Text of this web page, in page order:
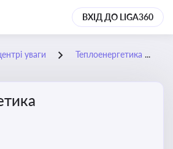
ВХІД ДО LIGA360
уваги Теплоенергетика